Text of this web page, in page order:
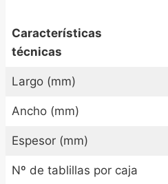
Características
técnicas
Largo (mm)
Ancho (mm)
Espesor (mm)
Nº de tablillas por caja